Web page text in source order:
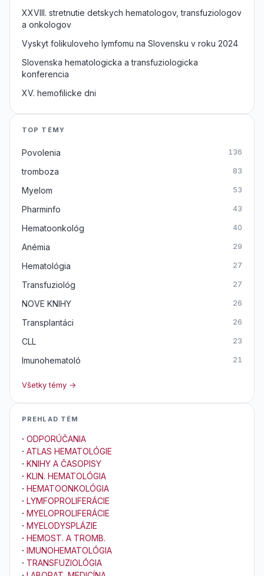
XXVIII. stretnutie detskych hematologov, transfuziologov
a onkologov
Vyskyt folikuloveho lymfomu na Slovensku v roku 2024
Slovenska hematologicka a transfuziologicka
konferencia
XV. hemofilicke dni
TOP TÉMY
Povolenia 136
tromboza 83
Myelom 53
Pharminfo 43
Hematoonkológ 40
Anémia 29
Hematológia 27
Transfuziológ 27
NOVE KNIHY 26
Transplantáci 26
CLL 23
Imunohematoló 21
Všetky témy →
PREHLAD TÉM
· ODPORÚČANIA
· ATLAS HEMATOLÓGIE
· KNIHY A ČASOPISY
· KLIN. HEMATOLÓGIA
· HEMATOONKOLÓGIA
· LYMFOPROLIFERÁCIE
· MYELOPROLIFERÁCIE
· MYELODYSPLÁZIE
· HEMOST. A TROMB.
· IMUNOHEMATOLÓGIA
· TRANSFUZIOLÓGIA